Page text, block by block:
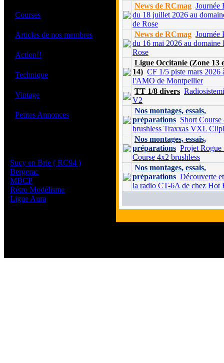
Courses
Articles de nos membres
Action!!
Technique
Vintage
Petites Annonces
Sucy en Brie ( RC94 )
Bergerac
MBCP
Rétro Modélisme
Ligue Aura
News de RCmag Journée
du 18 juillet 2026 au
de Rose
News de RCmag Journée
du 16 mai 2026 au domaine
Rose
Ligue Occitanie (Zone 13
14) CF 1/5 piste mars 2026
l'AMO de Montpellier
TT 1/8 divers
V2
Nos montages, essais,
préparations Short Course
brushless Traxxas VXL
Nos montages, essais,
préparations Projet Rogue
Course 4x2 brushless
Nos montages, essais,
préparations Découverte
la radio CT-6A de chez Hot